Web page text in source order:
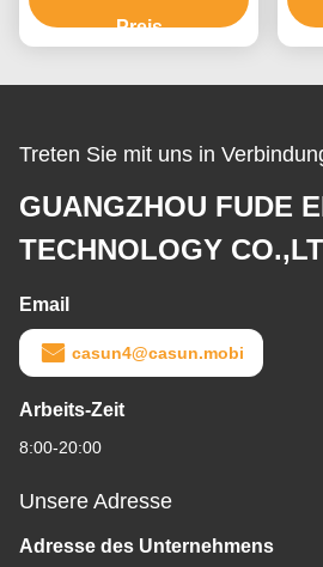
Preis
Treten Sie mit uns in
GUANGZHOU FUDE
TECHNOLOGY
Email
casun4@casun.mobi
Arbeits-Zeit
8:00-20:00
Unsere Adresse
Adresse des Unternehmens